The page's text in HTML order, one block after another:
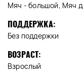
Мяч - большой, Мяч
ПОДДЕРЖКА:
Без поддержки
ВОЗРАСТ:
Взрослый